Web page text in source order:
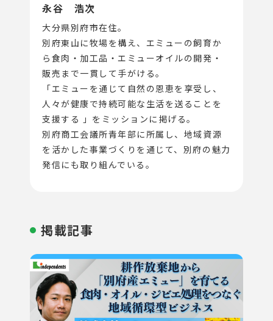
永谷 浩次
大分県別府市在住。
別府東山に牧場を構え、エミューの飼育か
ら食肉・加工品・エミューオイルの開発・
販売まで一貫して手がける。
「エミューを通じて自然の恩恵を享受し、
人々が健康で持続可能な生活を送ることを
支援する 」をミッションに掲げる。
別府商工会議所青年部に所属し、地域資源
を活かした事業づくりを通じて、別府の魅力
発信にも取り組んでいる。
掲載記事